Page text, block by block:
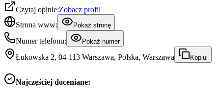
Czytaj opinie:Zobacz profil
Strona www:
Pokaż stronę
Numer telefonu: Pokaż numer
Łukowska 2, 04-113 Warszawa, Polska, Warszawa Kopiuj
Najczęściej doceniane: